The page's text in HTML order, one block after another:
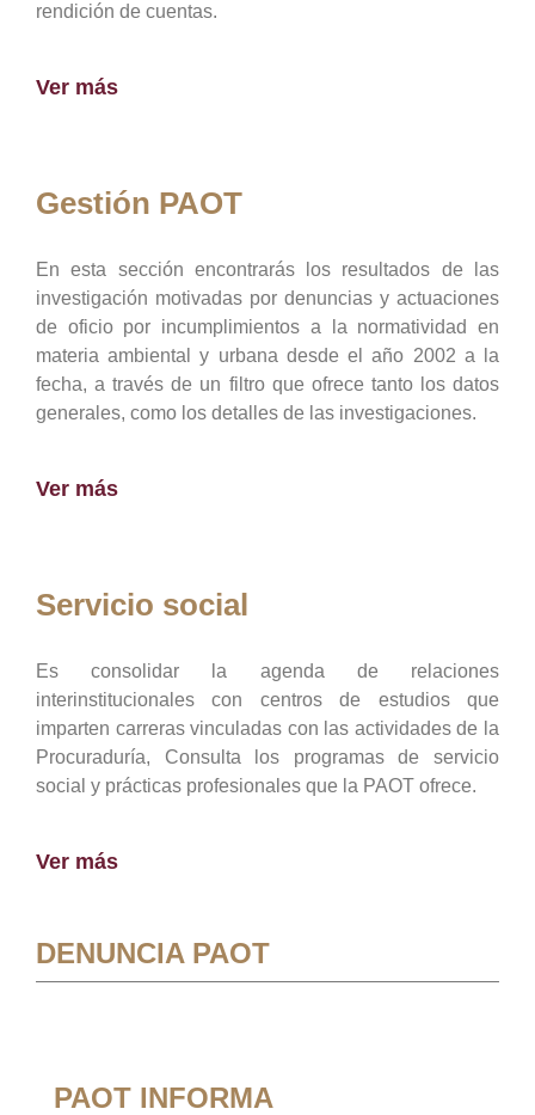
rendición de cuentas.
Ver más
Gestión PAOT
En esta sección encontrarás los resultados de las
investigación motivadas por denuncias y actuaciones
de oficio por incumplimientos a la normatividad en
materia ambiental y urbana desde el año 2002 a la
fecha, a través de un filtro que ofrece tanto los datos
generales, como los detalles de las investigaciones.
Ver más
Servicio social
Es consolidar la agenda de relaciones
interinstitucionales con centros de estudios que
imparten carreras vinculadas con las actividades de la
Procuraduría, Consulta los programas de servicio
social y prácticas profesionales que la PAOT ofrece.
Ver más
DENUNCIA PAOT
PAOT INFORMA